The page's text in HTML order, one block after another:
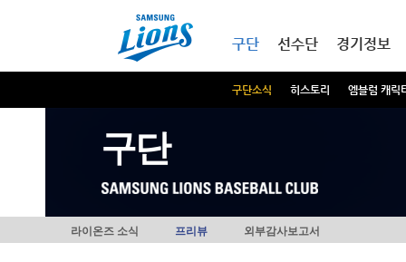
구단
구단소식 히스토리 엠블럼 캐릭
선수단 경기정보
구단
라이온즈 소식 프리뷰 외부감사보고서